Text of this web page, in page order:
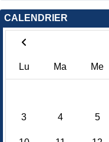
CALENDRIER
Lu Ma Me
3 4 5